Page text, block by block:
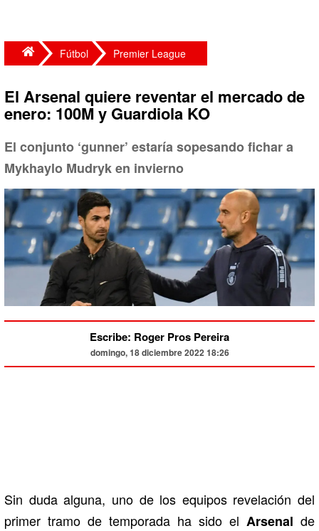
Fútbol Premier League
El Arsenal quiere reventar el mercado de
enero: 100M y Guardiola KO
El conjunto ‘gunner’ estaría sopesando fichar a
Mykhaylo Mudryk en invierno
Escribe: Roger Pros Pereira
domingo, 18 diciembre 2022 18:26
Sin duda alguna, uno de los equipos revelación del
primer tramo de temporada ha sido el Arsenal de